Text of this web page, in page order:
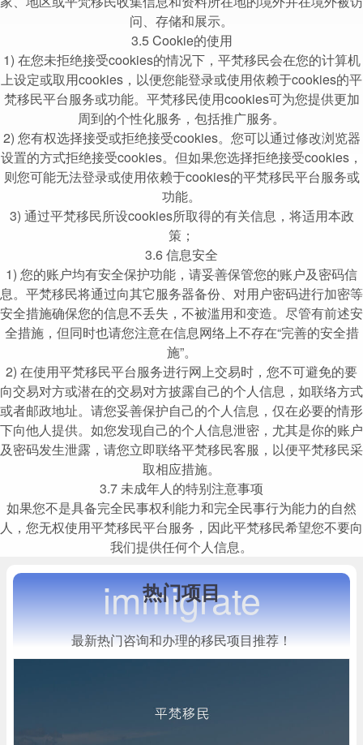
问、存储和展示。
3.5 Cookie的使用
1) 在您未拒绝接受cookies的情况下，平梵移民会在您的计算机
上设定或取用cookies，以便您能登录或使用依赖于cookies的平
梵移民平台服务或功能。平梵移民使用cookies可为您提供更加
周到的个性化服务，包括推广服务。
2) 您有权选择接受或拒绝接受cookies。您可以通过修改浏览器
设置的方式拒绝接受cookies。但如果您选择拒绝接受cookies，
则您可能无法登录或使用依赖于cookies的平梵移民平台服务或
功能。
3) 通过平梵移民所设cookies所取得的有关信息，将适用本政
策；
3.6 信息安全
1) 您的账户均有安全保护功能，请妥善保管您的账户及密码信
息。平梵移民将通过向其它服务器备份、对用户密码进行加密等
安全措施确保您的信息不丢失，不被滥用和变造。尽管有前述安
全措施，但同时也请您注意在信息网络上不存在“完善的安全措
施”。
2) 在使用平梵移民平台服务进行网上交易时，您不可避免的要
向交易对方或潜在的交易对方披露自己的个人信息，如联络方式
或者邮政地址。请您妥善保护自己的个人信息，仅在必要的情形
下向他人提供。如您发现自己的个人信息泄密，尤其是你的账户
及密码发生泄露，请您立即联络平梵移民客服，以便平梵移民采
取相应措施。
3.7 未成年人的特别注意事项
如果您不是具备完全民事权利能力和完全民事行为能力的自然
人，您无权使用平梵移民平台服务，因此平梵移民希望您不要向
我们提供任何个人信息。
热门项目
immigrate
最新热门咨询和办理的移民项目推荐！